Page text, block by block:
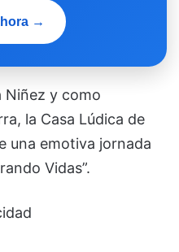
→
Niñez y como
la Casa Lúdica de
una emotiva jornada
Vidas”.